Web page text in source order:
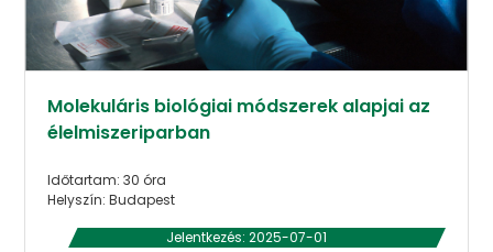
Molekuláris biológiai módszerek alapjai az
élelmiszeriparban
Időtartam: 30 óra
Helyszín: Budapest
Jelentkezés: 2025-07-01